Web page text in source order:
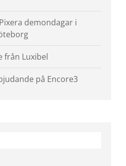
demondagar i
från Luxibel
på Encore3